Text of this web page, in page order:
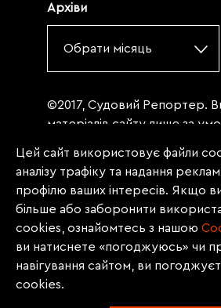
Архіви
Обрати місяць
©2017, Судовий Репортер.
матеріалів сайту лише за
«Судовий репортер» не
абзацу. Матеріали, щодо яких
заборона на повну
(передрук, копіювання,
інше використання),
передруковувати без згоди
Матеріали з позначкою
Цей сайт використовує файли
аналізу трафіку та надання
профілю ваших інтересів. Якщо
більше або заборонити
cookies, ознайомтесь з нашою
ви натиснете «погоджуюсь» чи
навігування сайтом, ви
cookies.